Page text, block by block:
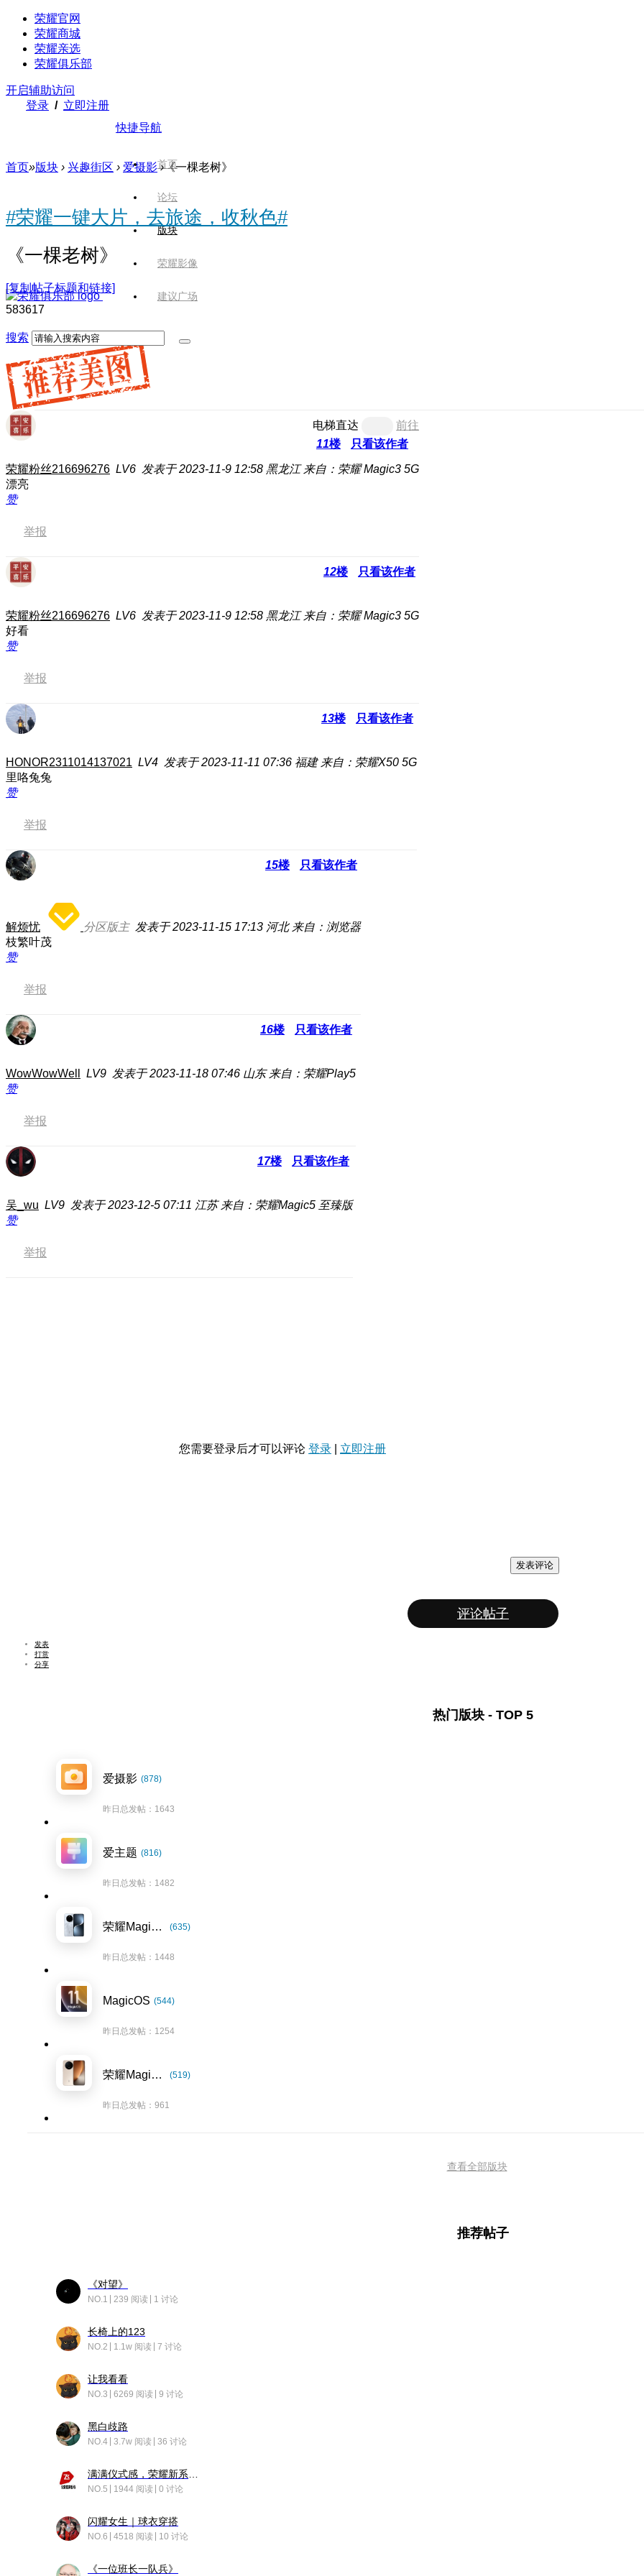
荣耀官网
荣耀商城
荣耀亲选
荣耀俱乐部
开启辅助访问
登录 / 立即注册
快捷导航
首页
论坛
版块
荣耀影像
建议广场
搜索
首页»版块 › 兴趣街区 › 爱摄影 ›《一棵老树》
#荣耀一键大片，去旅途，收秋色#
《一棵老树》
[复制帖子标题和链接]
583617
电梯直达
前往
11楼 只看该作者
荣耀粉丝216696276 LV6 发表于 2023-11-9 12:58 黑龙江 来自：荣耀 Magic3 5G
漂亮
赞
举报
12楼 只看该作者
荣耀粉丝216696276 LV6 发表于 2023-11-9 12:58 黑龙江 来自：荣耀 Magic3 5G
好看
赞
举报
13楼 只看该作者
HONOR2311014137021 LV4 发表于 2023-11-11 07:36 福建 来自：荣耀X50 5G
里咯兔兔
赞
举报
15楼 只看该作者
解烦忧 分区版主 发表于 2023-11-15 17:13 河北 来自：浏览器
枝繁叶茂
赞
举报
16楼 只看该作者
WowWowWell LV9 发表于 2023-11-18 07:46 山东 来自：荣耀Play5
赞
举报
17楼 只看该作者
吴_wu LV9 发表于 2023-12-5 07:11 江苏 来自：荣耀Magic5 至臻版
赞
举报
您需要登录后才可以评论 登录 立即注册
发表评论
评论帖子
发表
打赏
分享
热门版块 - TOP 5
爱摄影 (878)
昨日总发帖：1643
爱主题 (816)
昨日总发帖：1482
荣耀Magic7系列 (635)
昨日总发帖：1448
MagicOS (544)
昨日总发帖：1254
荣耀Magic8系列 (519)
昨日总发帖：961
查看全部版块
推荐帖子
《对望》
NO.1 239 阅读 1 讨论
长椅上的123
NO.2 1.1w 阅读 7 讨论
让我看看
NO.3 6269 阅读 9 讨论
黑白歧路
NO.4 3.7w 阅读 36 讨论
NO.5 1944 阅读 0 讨论
闪耀女生｜球衣穿搭
NO.6 4518 阅读 10 讨论
《一位班长一队兵》